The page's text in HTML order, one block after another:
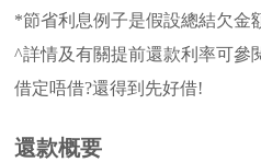
*節省利息例子是假設總結欠金
^詳情及有關提前還款利率可參
借定唔借?還得到先好借!
還款概要